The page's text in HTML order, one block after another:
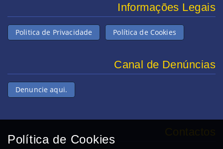
Informações Legais
Politica de Privacidade Política de Cookies
Canal de Denúncias
Denuncie aqui.
Política de Cookies